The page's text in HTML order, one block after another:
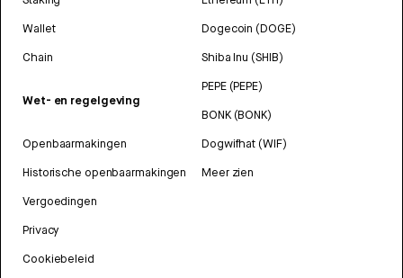
Wallet
Chain
Wet- en regelgeving
Openbaarmakingen
Historische openbaarmakingen
Vergoedingen
Privacy
Cookiebeleid
Dogecoin (DOGE)
Shiba Inu (SHIB)
PEPE (PEPE)
BONK (BONK)
Dogwifhat (WIF)
Meer zien